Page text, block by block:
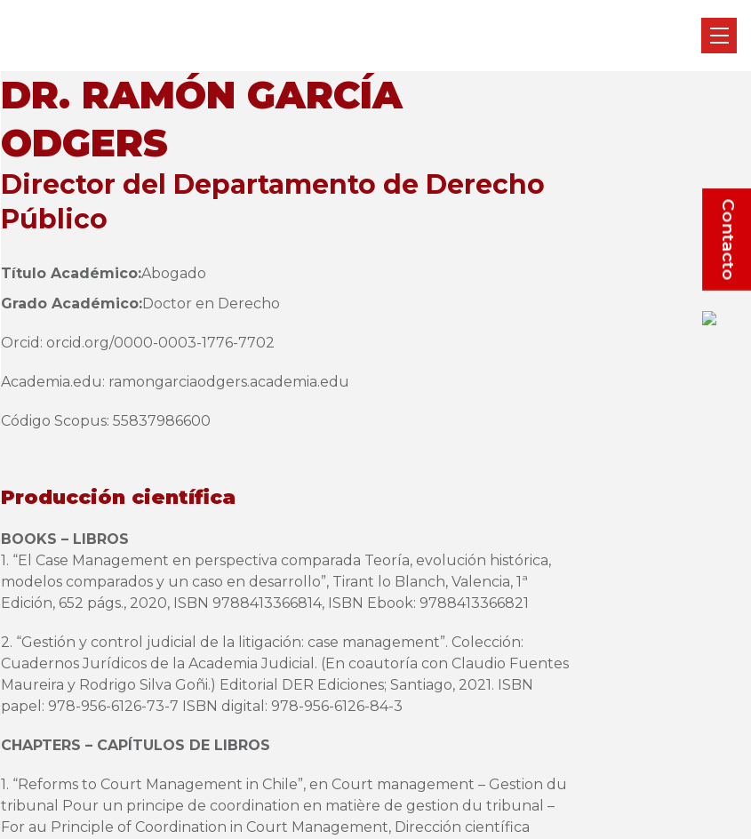
DR. RAMÓN GARCÍA
ODGERS
Director del Departamento de Derecho
Público
Título Académico:Abogado
Grado Académico:Doctor en Derecho
Orcid: orcid.org/0000-0003-1776-7702
Academia.edu: ramongarciaodgers.academia.edu
Código Scopus: 55837986600
Producción científica
BOOKS – LIBROS
1. “El Case Management en perspectiva comparada Teoría, evolución histórica,
modelos comparados y un caso en desarrollo”, Tirant lo Blanch, Valencia, 1ª
Edición, 652 págs., 2020, ISBN 9788413366814, ISBN Ebook: 9788413366821
2. “Gestión y control judicial de la litigación: case management”. Colección:
Cuadernos Jurídicos de la Academia Judicial. (En coautoría con Claudio Fuentes
Maureira y Rodrigo Silva Goñi.) Editorial DER Ediciones; Santiago, 2021. ISBN
papel: 978-956-6126-73-7 ISBN digital: 978-956-6126-84-3
CHAPTERS – CAPÍTULOS DE LIBROS
1. “Reforms to Court Management in Chile”, en Court management – Gestion du
tribunal Pour un principe de coordination en matière de gestion du tribunal –
For au Principle of Coordination in Court Management, Dirección científica
Contacto